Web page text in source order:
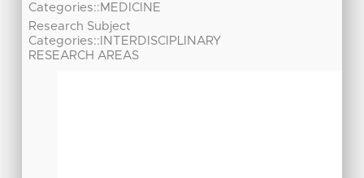
Categories::MEDICINE
Research Subject
Categories::INTERDISCIPLINARY
RESEARCH AREAS